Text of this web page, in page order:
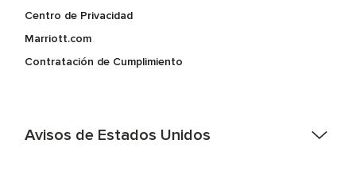
Centro de Privacidad
Marriott.com
Contratación de Cumplimiento
Avisos de Estados Unidos